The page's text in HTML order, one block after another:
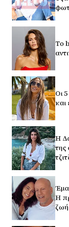
Το
Οι
και
Η
της
Έμα
Η